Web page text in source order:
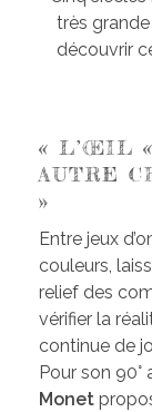
très
découvrir
« L’ŒIL «
AUTRE
»
Entre jeux
couleurs,
relief des
vérifier la
continue de
Pour son 90°
Monet